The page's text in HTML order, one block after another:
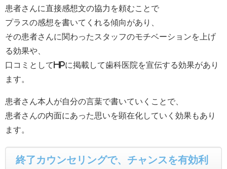
患者さんに直接感想文の協力を頼むことで
プラスの感想を書いてくれる傾向があり、
その患者さんに関わったスタッフのモチベーションを上げ
る効果や、
口コミとしてHPに掲載して歯科医院を宣伝する効果があり
ます。
患者さん本人が自分の言葉で書いていくことで、
患者さんの内面にあった思いを顕在化していく効果もあり
ます。
終了カウンセリングで、チャンスを有効利